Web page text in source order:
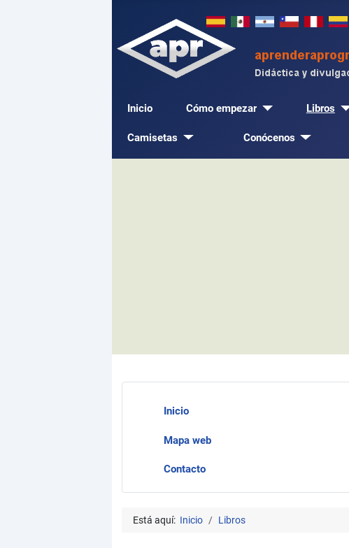
Inicio Cómo empezar Libros
Camisetas Conócenos
Inicio
Mapa web
Contacto
Está aquí: Inicio Libros